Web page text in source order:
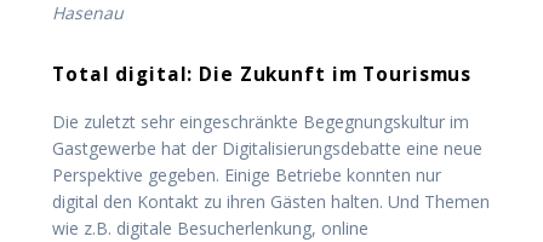
Hasenau
Total digital: Die Zukunft im Tourismus
Die zuletzt sehr eingeschränkte Begegnungskultur im
Gastgewerbe hat der Digitalisierungsdebatte eine neue
Perspektive gegeben. Einige Betriebe konnten nur
digital den Kontakt zu ihren Gästen halten. Und Themen
wie z.B. digitale Besucherlenkung, online